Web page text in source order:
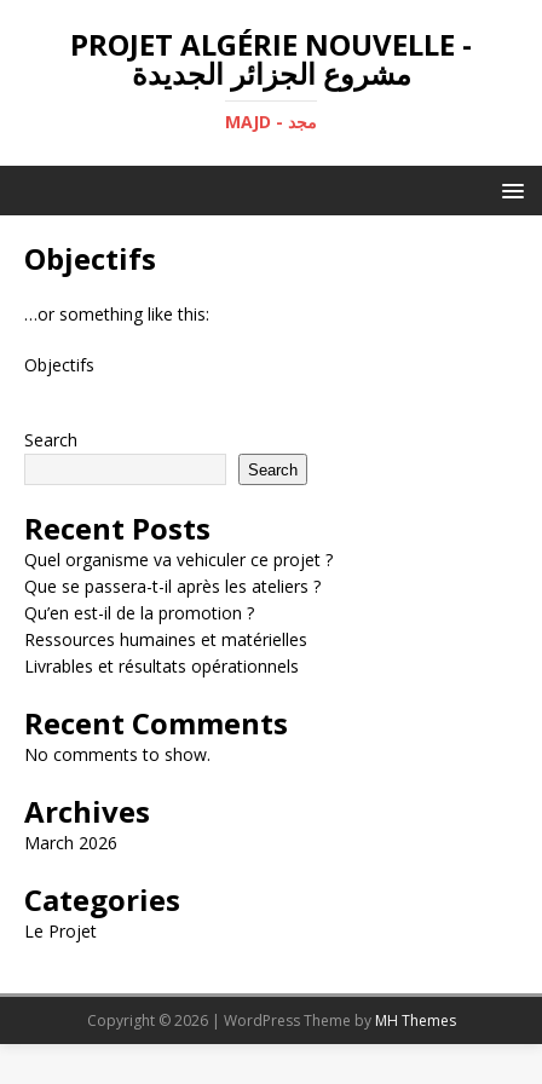
PROJET ALGÉRIE NOUVELLE -
مشروع الجزائر الجديدة
MAJD - مجد
Objectifs
…or something like this:
Objectifs
Search
Search
Recent Posts
Quel organisme va vehiculer ce projet ?
Que se passera-t-il après les ateliers ?
Qu’en est-il de la promotion ?
Ressources humaines et matérielles
Livrables et résultats opérationnels
Recent Comments
No comments to show.
Archives
March 2026
Categories
Le Projet
Copyright © 2026 | WordPress Theme by MH Themes